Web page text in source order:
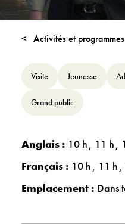
Activités et programmes
Visite Jeunesse
Grand public
Anglais : 10 h 11 h
Français : 10 h 11 h
Emplacement : Dans